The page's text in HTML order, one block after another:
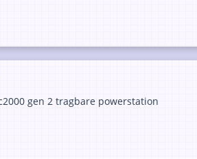
gen 2 tragbare powerstation